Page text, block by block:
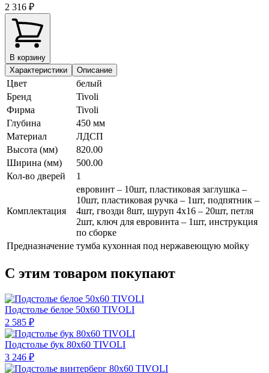
2 316 ₽
В корзину
Характеристики
Описание
Цвет
белый
Бренд
Tivoli
Фирма
Tivoli
Глубина
450 мм
Материал
ЛДСП
Высота (мм)
820.00
Ширина (мм)
500.00
Кол-во дверей
1
Комплектация
евровинт – 10шт, пластиковая заглушка –
10шт, пластиковая ручка – 1шт, подпятник –
4шт, гвозди 8шт, шуруп 4х16 – 20шт, петля
2шт, ключ для евровинта – 1шт, инструкция
по сборке
Предназначение тумба кухонная под нержавеющую мойку
С этим товаром покупают
Подстолье белое 50х60 TIVOLI
2 585 ₽
Подстолье бук 80х60 TIVOLI
3 246 ₽